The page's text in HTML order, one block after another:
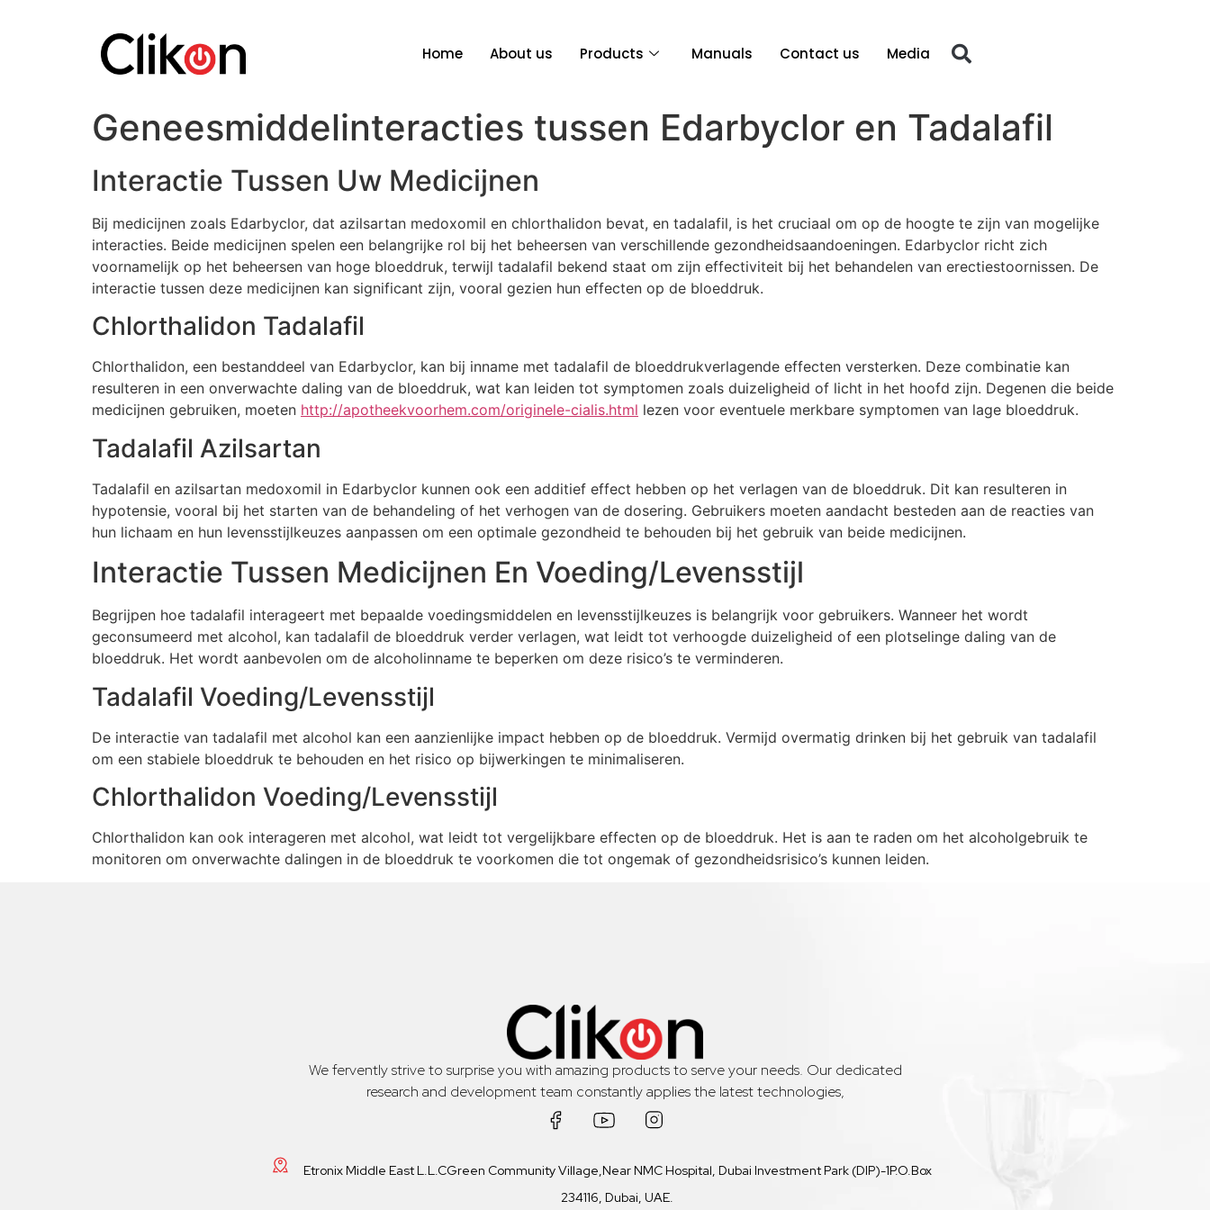
Home About us Products Manuals Contact us Media
Geneesmiddelinteracties tussen Edarbyclor en Tadalafil
Interactie Tussen Uw Medicijnen
Bij medicijnen zoals Edarbyclor, dat azilsartan medoxomil en chlorthalidon bevat, en tadalafil, is het cruciaal om op de hoogte te zijn van mogelijke
interacties. Beide medicijnen spelen een belangrijke rol bij het beheersen van verschillende gezondheidsaandoeningen. Edarbyclor richt zich
voornamelijk op het beheersen van hoge bloeddruk, terwijl tadalafil bekend staat om zijn effectiviteit bij het behandelen van erectiestoornissen. De
interactie tussen deze medicijnen kan significant zijn, vooral gezien hun effecten op de bloeddruk.
Chlorthalidon Tadalafil
Chlorthalidon, een bestanddeel van Edarbyclor, kan bij inname met tadalafil de bloeddrukverlagende effecten versterken. Deze combinatie kan
resulteren in een onverwachte daling van de bloeddruk, wat kan leiden tot symptomen zoals duizeligheid of licht in het hoofd zijn. Degenen die beide
medicijnen gebruiken, moeten http://apotheekvoorhem.com/originele-cialis.html lezen voor eventuele merkbare symptomen van lage bloeddruk.
Tadalafil Azilsartan
Tadalafil en azilsartan medoxomil in Edarbyclor kunnen ook een additief effect hebben op het verlagen van de bloeddruk. Dit kan resulteren in
hypotensie, vooral bij het starten van de behandeling of het verhogen van de dosering. Gebruikers moeten aandacht besteden aan de reacties van
hun lichaam en hun levensstijlkeuzes aanpassen om een optimale gezondheid te behouden bij het gebruik van beide medicijnen.
Interactie Tussen Medicijnen En Voeding/Levensstijl
Begrijpen hoe tadalafil interageert met bepaalde voedingsmiddelen en levensstijlkeuzes is belangrijk voor gebruikers. Wanneer het wordt
geconsumeerd met alcohol, kan tadalafil de bloeddruk verder verlagen, wat leidt tot verhoogde duizeligheid of een plotselinge daling van de
bloeddruk. Het wordt aanbevolen om de alcoholinname te beperken om deze risico’s te verminderen.
Tadalafil Voeding/Levensstijl
De interactie van tadalafil met alcohol kan een aanzienlijke impact hebben op de bloeddruk. Vermijd overmatig drinken bij het gebruik van tadalafil
om een stabiele bloeddruk te behouden en het risico op bijwerkingen te minimaliseren.
Chlorthalidon Voeding/Levensstijl
Chlorthalidon kan ook interageren met alcohol, wat leidt tot vergelijkbare effecten op de bloeddruk. Het is aan te raden om het alcoholgebruik te
monitoren om onverwachte dalingen in de bloeddruk te voorkomen die tot ongemak of gezondheidsrisico’s kunnen leiden.
We fervently strive to surprise you with amazing products to serve your needs. Our dedicated
research and development team constantly applies the latest technologies,
Etronix Middle East L.L.CGreen Community Village,Near NMC Hospital, Dubai Investment Park (DIP)-1P.O.Box
234116, Dubai, UAE.